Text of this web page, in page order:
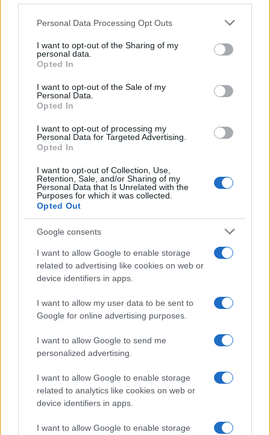
Please note that this website/app uses one or more Google
not limited to your visit or usage behaviour. You may click to
grant or deny consent to Google and its third-party tags to
use your data for below specified purposes in below Google
consent section.
Personal Data Processing Opt Outs
I want to opt-out of the Sharing of my
personal data.
Opted In
I want to opt-out of the Sale of my
Personal Data.
Opted In
I want to opt-out of processing my
Personal Data for Targeted Advertising.
Opted In
I want to opt-out of Collection, Use,
Retention, Sale, and/or Sharing of my
Personal Data that Is Unrelated with the
Purposes for which it was collected.
Opted Out
Google consents
I want to allow Google to enable storage
related to advertising like cookies on web or
device identifiers in apps.
I want to allow my user data to be sent to
Google for online advertising purposes.
I want to allow Google to send me
personalized advertising.
I want to allow Google to enable storage
related to analytics like cookies on web or
device identifiers in apps.
I want to allow Google to enable storage
efficace
Camille Durand · 8 Août 2026
LA FINANCE
Biais cognitifs en trading : stratégies pour une prise de décision
rationnelle
Camille Durand · 8 Août 2026
Nom
Kinza Babylon Staked BTC
(KBTC)
$83,270.00